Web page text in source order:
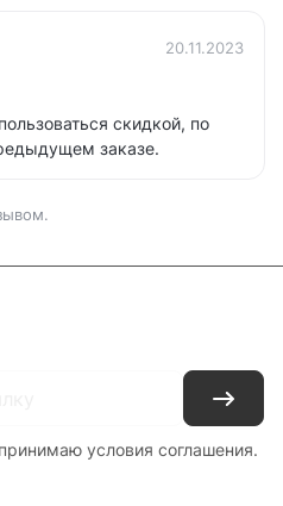
20.11.2023
скидкой, по
заказе.
условия соглашения.